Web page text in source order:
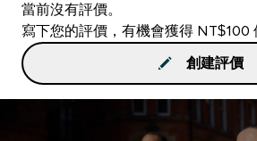
當前沒有評價。
寫下您的評價，有機會獲得 NT$100
創建評價